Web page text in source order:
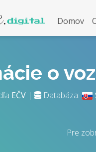
Domov
o
EČV | Databáza:
Pre